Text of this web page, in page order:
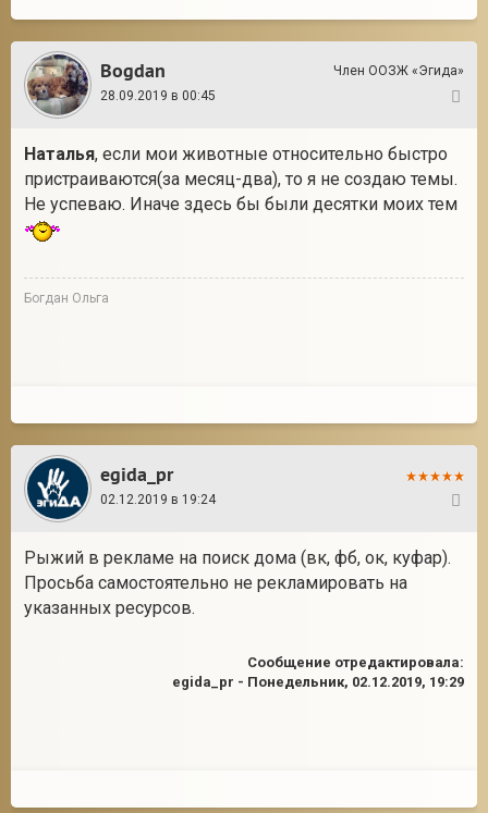
Bogdan
Член ООЗЖ «Эгида»
28.09.2019 в 00:45
Наталья, если мои животные относительно быстро
пристраиваются(за месяц-два), то я не создаю темы.
Не успеваю. Иначе здесь бы были десятки моих тем
Богдан Ольга
egida_pr
02.12.2019 в 19:24
Рыжий в рекламе на поиск дома (вк, фб, ок, куфар).
Просьба самостоятельно не рекламировать на
указанных ресурсов.
Сообщение отредактировала:
egida_pr - Понедельник, 02.12.2019, 19:29